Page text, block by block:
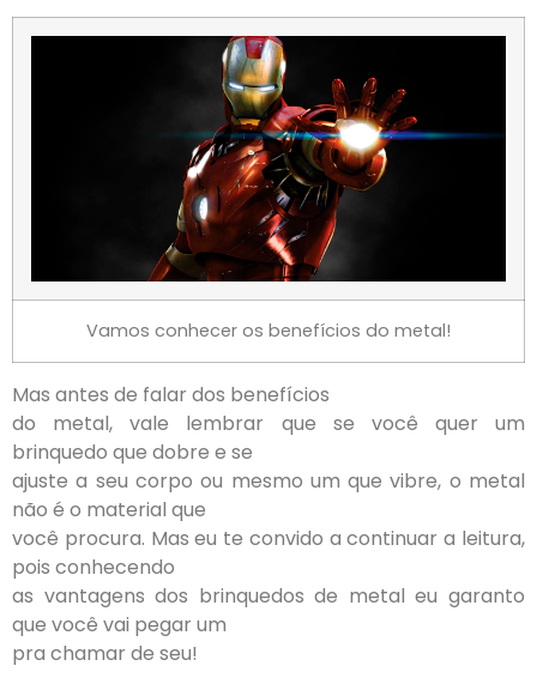
Vamos conhecer os benefícios do metal!
Mas antes de falar dos benefícios
do metal, vale lembrar que se você quer um
brinquedo que dobre e se
ajuste a seu corpo ou mesmo um que vibre, o metal
não é o material que
você procura. Mas eu te convido a continuar a leitura,
pois conhecendo
as vantagens dos brinquedos de metal eu garanto
que você vai pegar um
pra chamar de seu!